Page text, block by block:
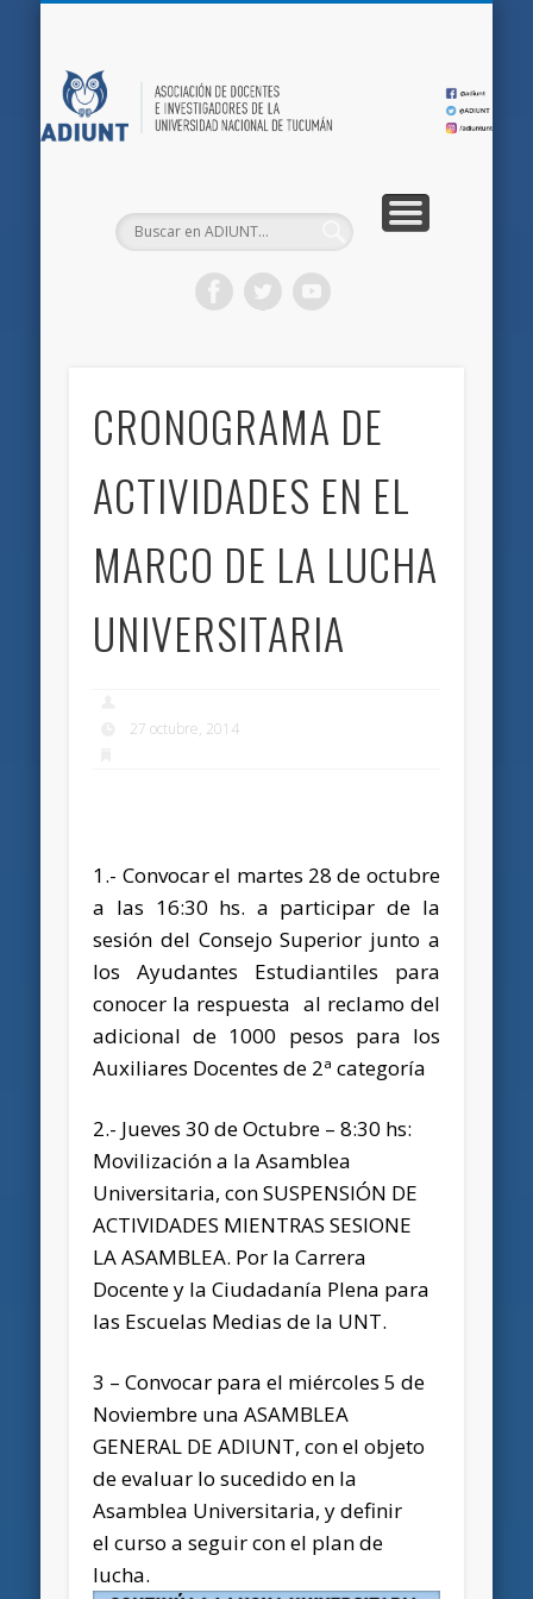
CRONOGRAMA DE
ACTIVIDADES EN EL
MARCO DE LA LUCHA
UNIVERSITARIA
27 octubre, 2014
1.- Convocar el martes 28 de octubre
a las 16:30 hs. a participar de la
sesión del Consejo Superior junto a
los Ayudantes Estudiantiles para
conocer la respuesta al reclamo del
adicional de 1000 pesos para los
Auxiliares Docentes de 2ª categoría
2.- Jueves 30 de Octubre – 8:30 hs:
Movilización a la Asamblea
Universitaria, con SUSPENSIÓN DE
ACTIVIDADES MIENTRAS SESIONE
LA ASAMBLEA. Por la Carrera
Docente y la Ciudadanía Plena para
las Escuelas Medias de la UNT.
3 – Convocar para el miércoles 5 de
Noviembre una ASAMBLEA
GENERAL DE ADIUNT, con el objeto
de evaluar lo sucedido en la
Asamblea Universitaria, y definir
el curso a seguir con el plan de
lucha.